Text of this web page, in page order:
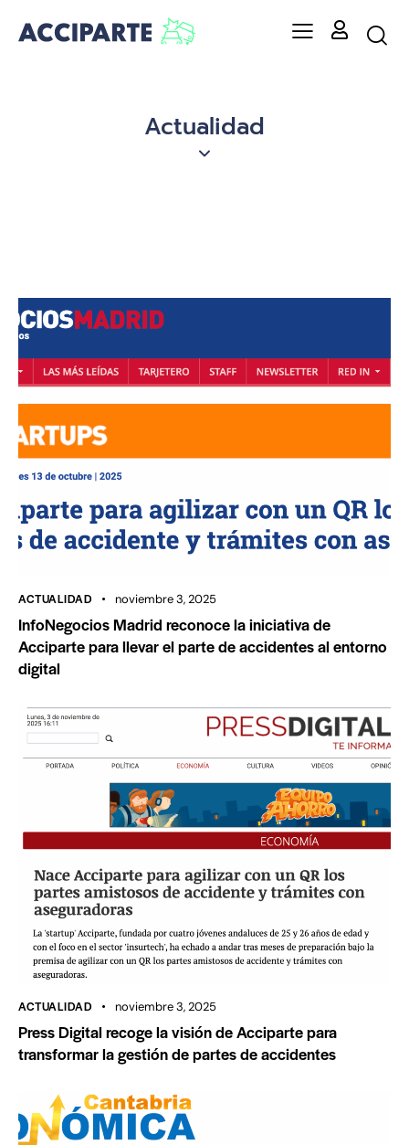
Actualidad
ACTUALIDAD noviembre 3, 2025
InfoNegocios Madrid reconoce la iniciativa de
Acciparte para llevar el parte de accidentes al entorno
digital
ACTUALIDAD noviembre 3, 2025
Press Digital recoge la visión de Acciparte para
transformar la gestión de partes de accidentes